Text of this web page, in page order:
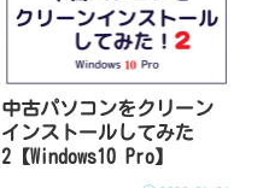
中古パソコンをクリーン
インストールしてみた
2【Windows10 Pro】